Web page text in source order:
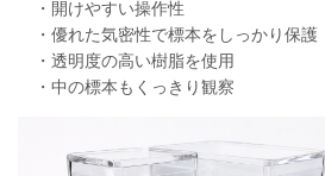
・開けやすい操作性
・優れた気密性で標本をしっかり保護
・透明度の高い樹脂を使用
・中の標本もくっきり観察